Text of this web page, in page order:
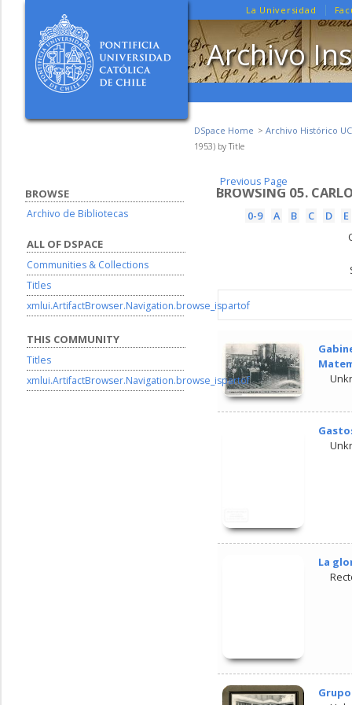
La Universidad
Archivo
DSpace Home
Archivo Histórico UC
1953) by Title
BROWSING 05.
0-9 A B C D
E
Previous Page
La
Previous Page
BROWSE
Archivo de Bibliotecas
ALL OF DSPACE
Communities & Collections
Titles
xmlui.ArtifactBrowser.Navigation.browse_ispartof
THIS COMMUNITY
Titles
xmlui.ArtifactBrowser.Navigation.browse_ispartof